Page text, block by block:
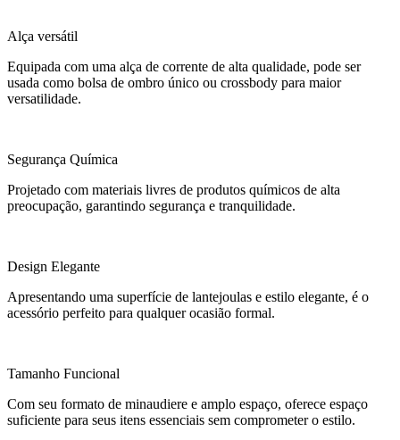
Alça versátil
Equipada com uma alça de corrente de alta qualidade, pode ser
usada como bolsa de ombro único ou crossbody para maior
versatilidade.
Segurança Química
Projetado com materiais livres de produtos químicos de alta
preocupação, garantindo segurança e tranquilidade.
Design Elegante
Apresentando uma superfície de lantejoulas e estilo elegante, é o
acessório perfeito para qualquer ocasião formal.
Tamanho Funcional
Com seu formato de minaudiere e amplo espaço, oferece espaço
suficiente para seus itens essenciais sem comprometer o estilo.